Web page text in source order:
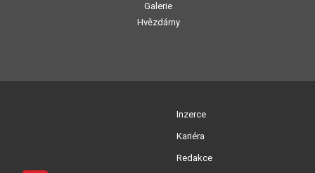
Galerie
Hvězdárny
Inzerce
Kariéra
Redakce